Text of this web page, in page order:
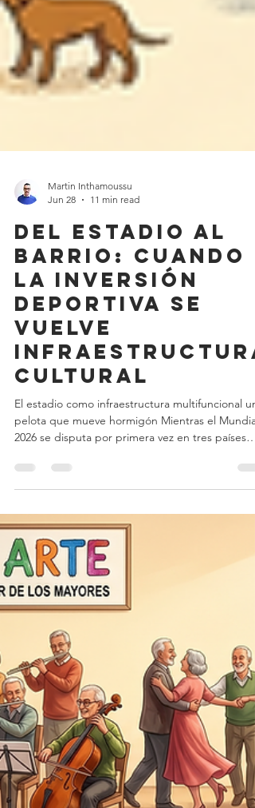
Jun 28
11 min read
Del estadio al
barrio: cuando
la inversión
deportiva se
vuelve
infraestructura
cultural
El estadio como infraestructura multifuncional
2026 se disputa por primera vez en tres países
(Estados Unidos, Canadá y México), con 48
selecciones, 104 partidos y 16 sedes, conviene
mirar lo que queda debajo del espectáculo: la
infraestructura. Y este Mundial trae una novedad
poco comentada. Es, prácticamente, el primer
Mundial sin estadios nuevos construidos desde
cero: los 16 recintos son sedes existentes de la
NFL, la MLS